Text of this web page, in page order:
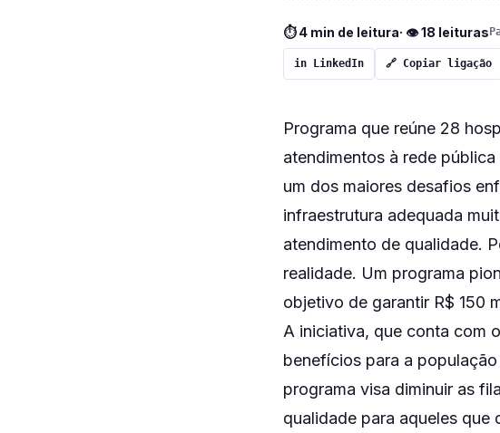
⏱ 4 min de leitura· 👁 18 leituras
in LinkedIn 🔗 Copiar ligação
Programa que reúne 28
atendimentos à rede
um dos maiores desafios
infraestrutura adequada
atendimento de qualidade.
realidade. Um programa
objetivo de garantir R$ 150
A iniciativa, que conta com
benefícios para a
programa visa diminuir as
qualidade para aqueles que